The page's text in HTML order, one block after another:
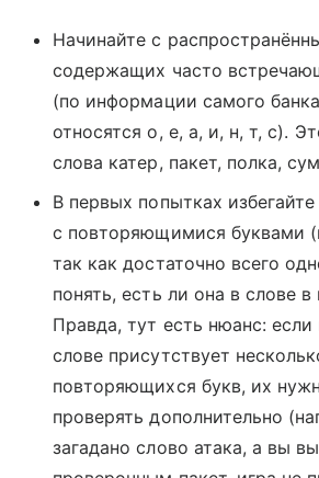
Начинайте с
содержащих часто
(по информации самого
относятся о, е, а, и, н, т, с).
слова катер, пакет, полка,
В первых попытках
с повторяющимися буквами
так как достаточно всего
понять, есть ли она в слове в
Правда, тут есть нюанс: если
слове присутствует
повторяющихся букв, их
проверять дополнительно
загадано слово атака, а вы